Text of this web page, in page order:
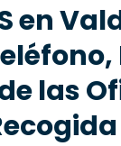
en
las